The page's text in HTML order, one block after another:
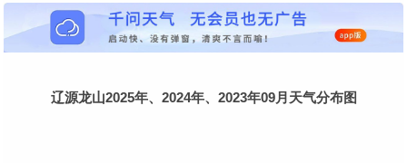
辽源龙山2025年、2024年、2023年09月天气分布图